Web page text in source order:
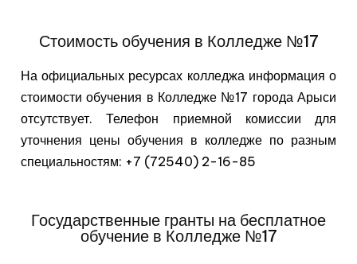
Стоимость обучения в Колледже №17
На официальных ресурсах колледжа информация о
стоимости обучения в Колледже №17 города Арыси
отсутствует. Телефон приемной комиссии для
уточнения цены обучения в колледже по разным
специальностям: +7 (72540) 2-16-85
Государственные гранты на бесплатное
обучение в Колледже №17